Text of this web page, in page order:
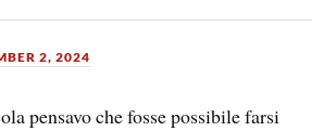
2, 2024
pensavo che fosse possibile farsi